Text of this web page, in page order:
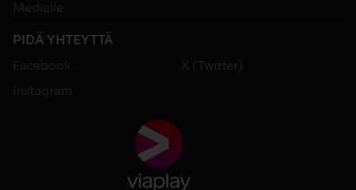
Medialle
PIDÄ YHTEYTTÄ
Facebook
X (Twitter)
Instagram